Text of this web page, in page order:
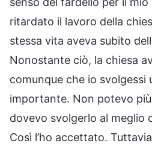
ritardato il lavoro della
stessa vita aveva subito
Nonostante ciò, la chiesa
comunque che io svolgessi
importante. Non potevo
dovevo svolgerlo al meglio
Così l’ho accettato.